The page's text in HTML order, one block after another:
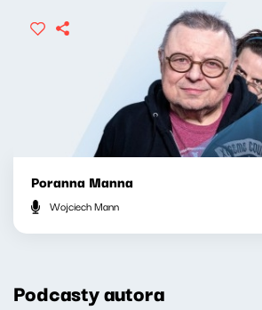
Poranna Manna
Wojciech Mann
Podcasty autora